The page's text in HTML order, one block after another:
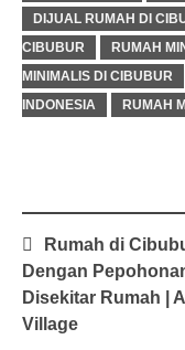
DIJUAL RUMAH DI
CIBUBUR
RUMAH
MINIMALIS DI CIBUBUR
INDONESIA
RUMAH
Rumah di
Dengan
Disekitar Rumah |
Village